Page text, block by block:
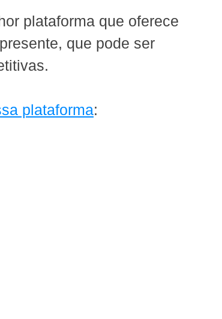
plataforma que oferece
que pode ser
plataforma: